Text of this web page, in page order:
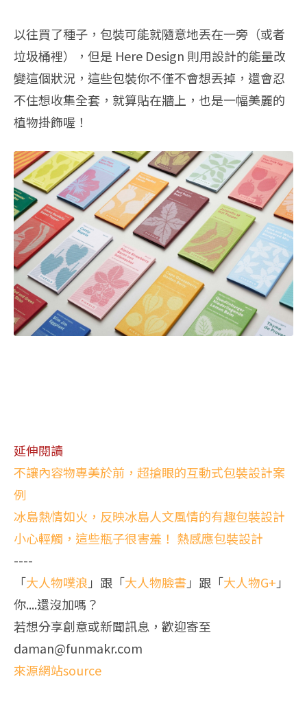
以往買了種子，包裝可能就隨意地丟在一旁（或者
垃圾桶裡），但是 Here Design 則用設計的能量改
變這個狀況，這些包裝你不僅不會想丟掉，還會忍
不住想收集全套，就算貼在牆上，也是一幅美麗的
植物掛飾喔！
延伸閱讀
不讓內容物專美於前，超搶眼的互動式包裝設計案
例
冰島熱情如火，反映冰島人文風情的有趣包裝設計
小心輕觸，這些瓶子很害羞！ 熱感應包裝設計
----
「大人物噗浪 」跟「大人物臉書」跟「大人物G+ 」
你....還沒加嗎？
若想分享創意或新聞訊息，歡迎寄至
daman@funmakr.com
來源網站source